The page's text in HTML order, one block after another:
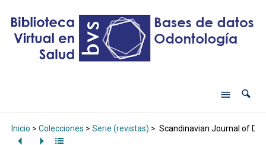
Inicio > Colecciones > Serie (revistas) > Scandinavian Journal of